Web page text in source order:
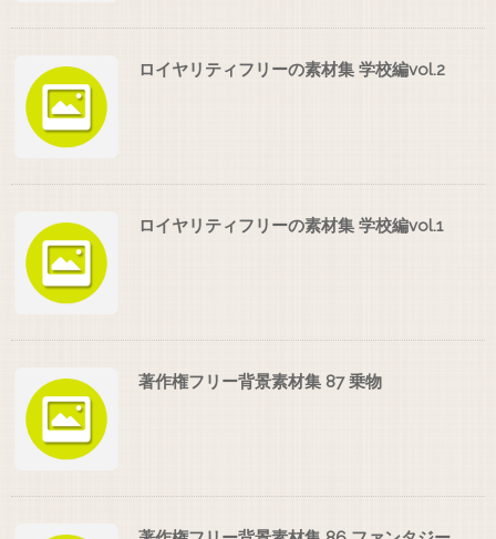
ロイヤリティフリーの素材集 学校編vol.2
ロイヤリティフリーの素材集 学校編vol.1
著作権フリー背景素材集 87 乗物